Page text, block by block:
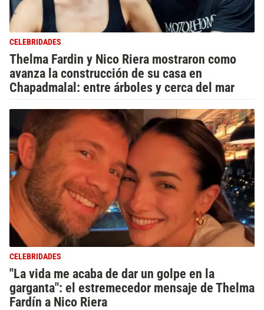
CELEBRIDADES
Thelma Fardin y Nico Riera mostraron como
avanza la construcción de su casa en
Chapadmalal: entre árboles y cerca del mar
CELEBRIDADES
"La vida me acaba de dar un golpe en la
garganta": el estremecedor mensaje de Thelma
Fardín a Nico Riera